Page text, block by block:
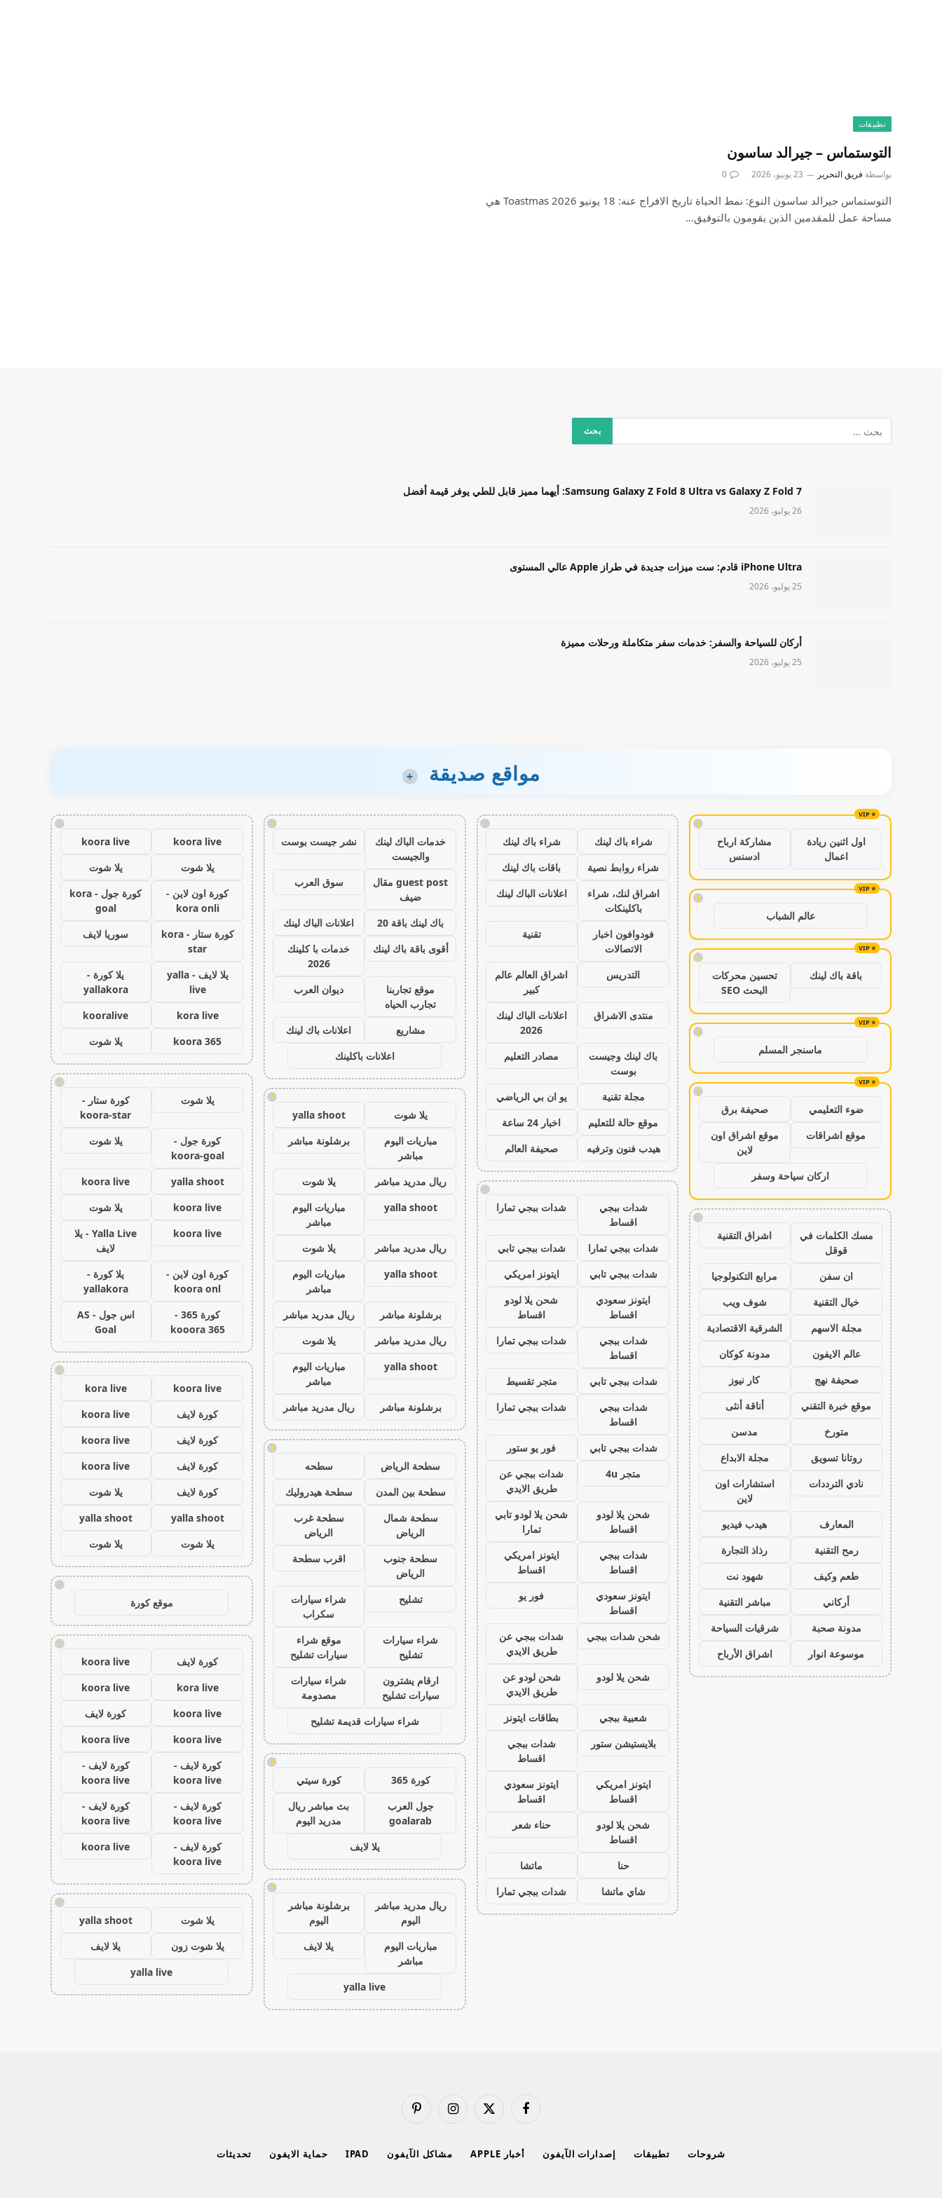
تطبيقات
التوستماس – جيرالد ساسون
بواسطة فريق التحرير 23 يونيو، 2026 0
التوستماس جيرالد ساسون النوع: نمط الحياة تاريخ الافراج عنه: 18 يونيو 2026 Toastmas هي
مساحة عمل للمقدمين الذين يقومون بالتوفيق…
Samsung Galaxy Z Fold 8 Ultra vs Galaxy Z Fold 7: أيهما مميز قابل للطي يوفر قيمة أفضل
26 يوليو، 2026
iPhone Ultra قادم: ست ميزات جديدة في طراز Apple عالي المستوى
25 يوليو، 2026
أركان للسياحة والسفر: خدمات سفر متكاملة ورحلات مميزة
25 يوليو، 2026
مواقع صديقة +
!
اول اثنين ريادة
اعمال
مشاركة ارباح
ادسنس
!
عالم الشباب
!
باقة باك لينك
تحسين محركات
البحث SEO
!
ماسنجر المسلم
!
ضوء التعليمي
صحيفة برق
موقع اشراقات
موقع اشراق اون
لاين
اركان سياحة وسفر
!
مسك الكلمات في
قوقل
اشراق التقنية
ان سفن
مرابع التكنولوجيا
خيال التقنية
شوف ويب
مجلة الاسهم
الشرقية الاقتصادية
عالم الايفون
مدونة كوكان
صحيفة نهج
كار نيوز
موقع خبرة التقني
أناقة أنثى
متورخ
مدسن
روتانا تسويق
مجلة الابداع
نادي الترددات
استشارات اون
لاين
المعارف
هيدب فيديو
رمح التقنية
رذاذ التجارة
طعم وكيف
شهود نت
أركاني
مباشر التقنية
مدونة صحبة
شرقيات السياحة
موسوعة انوار
اشراق الأرباح
!
شراء باك لينك
شراء باك لينك
شراء روابط نصية
باقات باك لينك
اشراق لنك، شراء
باكلينكات
اعلانات الباك لينك
فودوافون اخبار
الاتصالات
تقنية
التدريس
اشراق العالم عالم
كبير
منتدى الاشراق
اعلانات الباك لينك
2026
باك لينك وجيست
بوست
مصادر التعليم
مجلة تقنية
يو ان بي الرياضي
موقع حالة للتعليم
اخبار 24 ساعة
هيدب فنون وترفيه
صحيفة العالم
!
شدات ببجي
اقساط
شدات ببجي تمارا
شدات ببجي تمارا
شدات ببجي تابي
شدات ببجي تابي
ايتونز امريكي
ايتونز سعودي
اقساط
شحن يلا لودو
اقساط
شدات ببجي
اقساط
شدات ببجي تمارا
شدات ببجي تابي
متجر تقسيط
شدات ببجي
اقساط
شدات ببجي تمارا
شدات ببجي تابي
فور يو ستور
متجر 4u
شدات ببجي عن
طريق الايدي
شحن يلا لودو
اقساط
شحن يلا لودو تابي
تمارا
شدات ببجي
اقساط
ايتونز امريكي
اقساط
ايتونز سعودي
اقساط
فور يو
شحن شدات ببجي
شدات ببجي عن
طريق الايدي
شحن يلا لودو
شحن لودو عن
طريق الايدي
شعبية ببجي
بطاقات ايتونز
بلايستيشن ستور
شدات ببجي
اقساط
ايتونز امريكي
اقساط
ايتونز سعودي
اقساط
شحن يلا لودو
اقساط
حناء شعر
حنا
ماتشا
شاي ماتشا
شدات ببجي تمارا
!
خدمات الباك لينك
والجيست
نشر جيست بوست
guest post مقال
ضيف
سوق العرب
باك لينك باقة 20
اعلانات الباك لينك
أقوى باقة باك لينك
خدمات با كلينك
2026
موقع تجاربنا
تجارب الحياه
ديوان العرب
مشاريع
اعلانات باك لينك
اعلانات باكلينك
!
يلا شوت
yalla shoot
مباريات اليوم
مباشر
برشلونة مباشر
ريال مدريد مباشر
يلا شوت
yalla shoot
مباريات اليوم
مباشر
ريال مدريد مباشر
يلا شوت
yalla shoot
مباريات اليوم
مباشر
برشلونة مباشر
ريال مدريد مباشر
ريال مدريد مباشر
يلا شوت
yalla shoot
مباريات اليوم
مباشر
برشلونة مباشر
ريال مدريد مباشر
!
سطحة الرياض
سطحه
سطحة بين المدن
سطحة هيدروليك
سطحة شمال
الرياض
سطحة غرب
الرياض
سطحة جنوب
الرياض
اقرب سطحة
تشليح
شراء سيارات
سكراب
شراء سيارات
تشليح
موقع شراء
سيارات تشليح
ارقام يشترون
سيارات تشليح
شراء سيارات
مصدومة
شراء سيارات قديمة تشليح
!
كورة 365
كورة سيتي
جول العرب
goalarab
بث مباشر ريال
مدريد اليوم
يلا لايف
!
ريال مدريد مباشر
اليوم
برشلونة مباشر
اليوم
مباريات اليوم
مباشر
يلا لايف
yalla live
!
koora live
koora live
يلا شوت
يلا شوت
كورة اون لاين -
kora onli
كورة جول - kora
goal
كورة ستار - kora
star
سوريا لايف
يلا لايف - yalla
live
يلا كورة -
yallakora
kora live
kooralive
koora 365
يلا شوت
!
يلا شوت
كورة ستار -
koora-star
كورة جول -
koora-goal
يلا شوت
yalla shoot
koora live
koora live
يلا شوت
koora live
Yalla Live - يلا
لايف
كورة اون لاين -
koora onl
يلا كورة -
yallakora
كورة 365 -
kooora 365
اس جول - AS
Goal
!
koora live
kora live
كورة لايف
koora live
كورة لايف
koora live
كورة لايف
koora live
كورة لايف
يلا شوت
yalla shoot
yalla shoot
يلا شوت
يلا شوت
!
موقع كورة
!
كورة لايف
koora live
kora live
koora live
koora live
كورة لايف
koora live
koora live
كورة لايف -
koora live
كورة لايف -
koora live
كورة لايف -
koora live
كورة لايف -
koora live
كورة لايف -
koora live
koora live
!
يلا شوت
yalla shoot
يلا شوت زون
يلا لايف
yalla live
فيسبوك
X
الانستغرامبينتيريست
شروحات تطبيقات إصدارات الآيفون أخبار APPLE مشاكل الآيفون IPAD حماية الايفون تحديثات